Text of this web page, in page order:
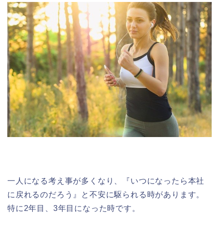
一人になる考え事が多くなり、『いつになったら本社
に戻れるのだろう』と不安に駆られる時があります。
特に2年目、3年目になった時です。